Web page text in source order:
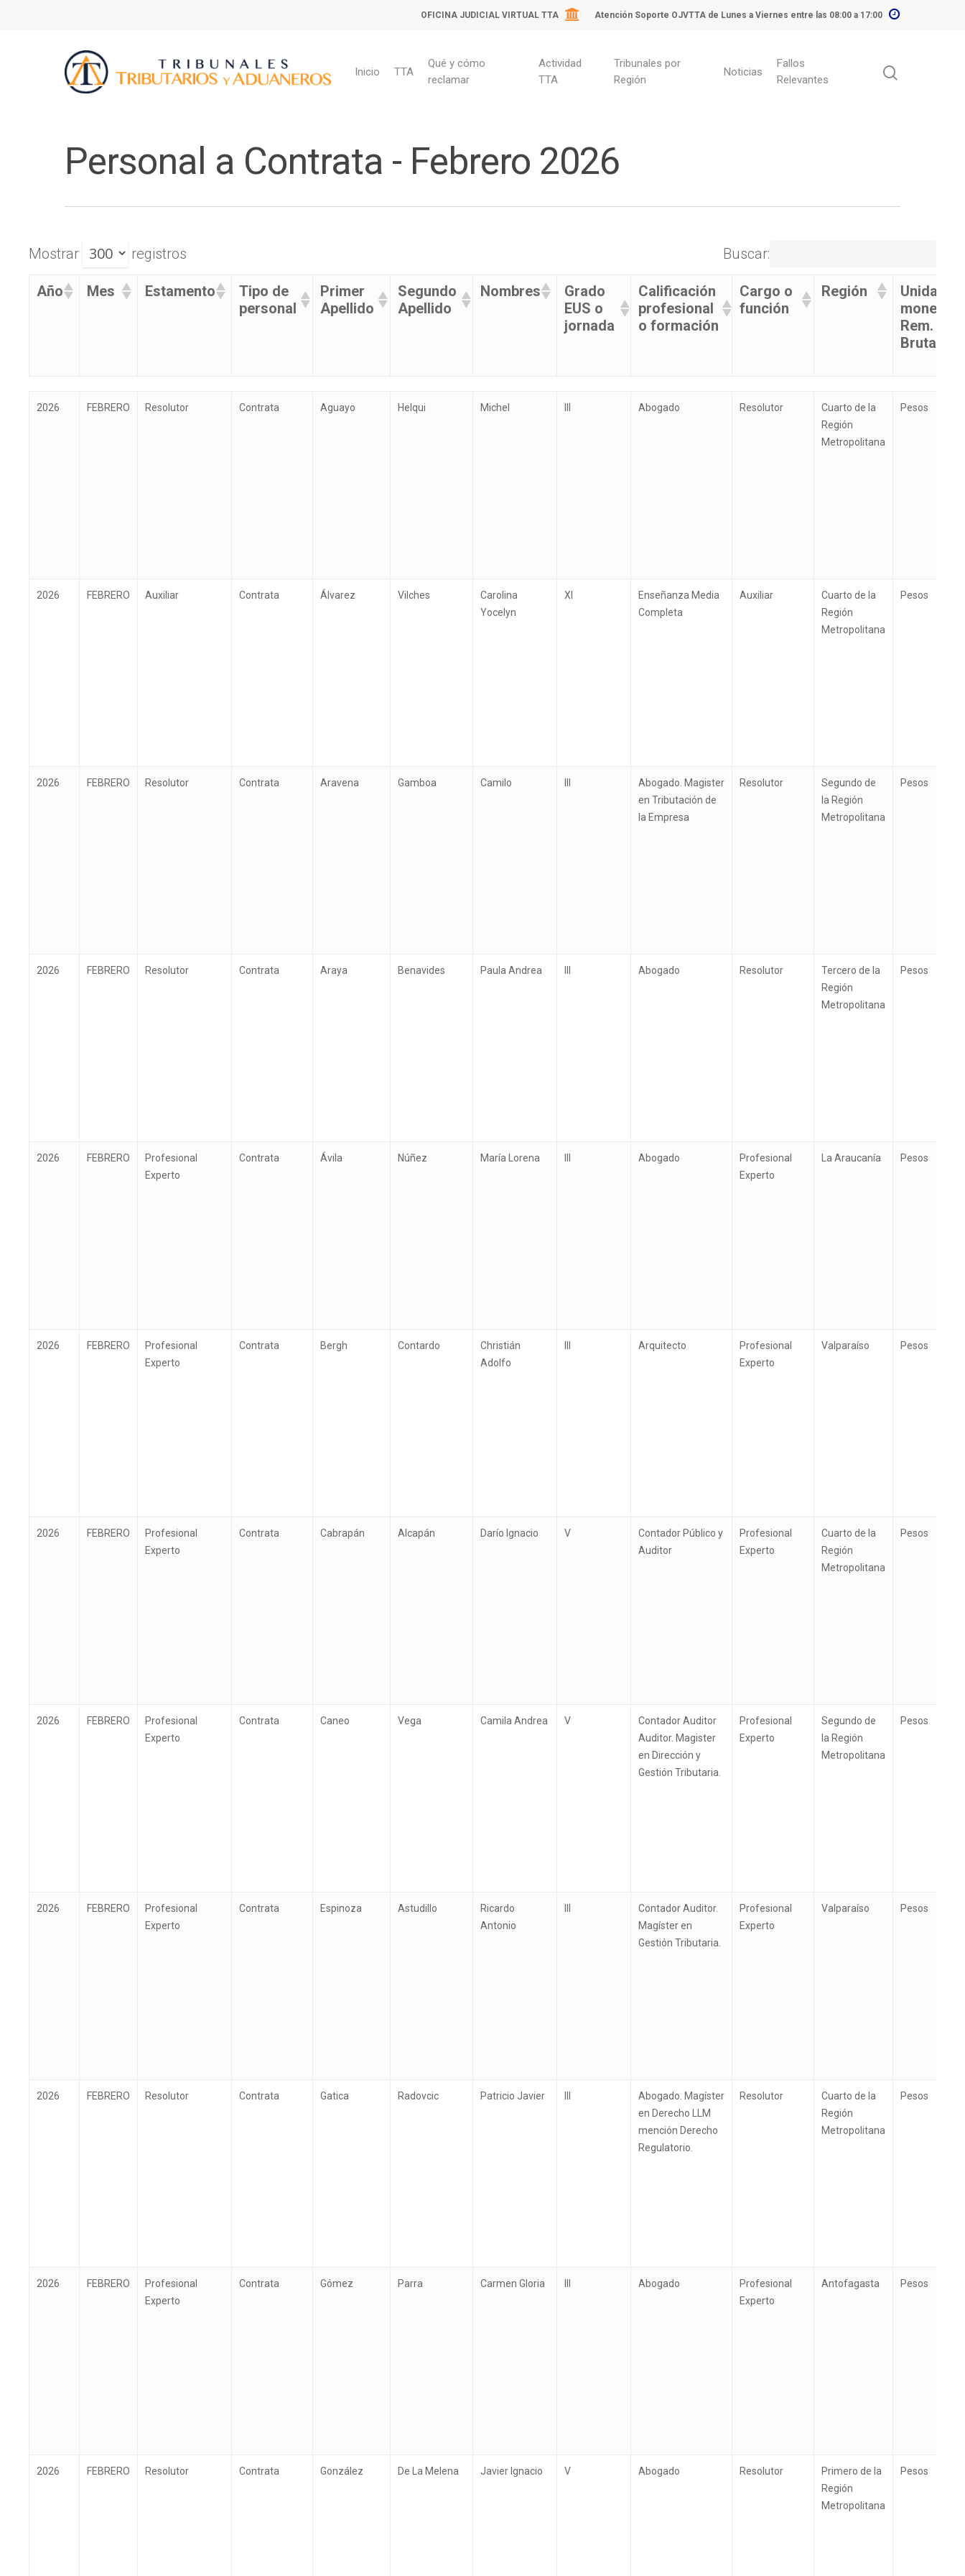
OFICINA JUDICIAL VIRTUAL TTA Atención Soporte OJVTTA de Lunes a Viernes entre las 08:00 a 17:00
Presione ENTER para buscar o ESC para cerrar
Inicio TTA
Qué y cómo
reclamar
Actividad
TTA
Tribunales por
Región
Noticias
Fallos
Relevantes
Personal a Contrata - Febrero 2026
Mostrar registros Buscar:
Año Mes Estamento
Tipo de
personal
Primer
Apellido
Segundo
Apellido
Nombres
Grado
EUS o
jornada
Calificación
profesional
o formación
Cargo o
función
Región
Unidad
Rem.
Bruta
Año Mes Estamento
Tipo de
Primer
Apellido
Segundo
Apellido
Nombres
Grado
Calificación
profesional
Cargo o
Región
Unidad
2026 FEBRERO Resolutor Contrata Aguayo Helqui Michel Abogado Resolutor
Cuarto de la
Región
Metropolitana
Pesos
2026 FEBRERO Auxiliar Contrata Álvarez Vilches
Carolina
Yocelyn
XI
Enseñanza Media
Completa
Auxiliar
Cuarto de la
Región
Metropolitana
Pesos
2026 FEBRERO Resolutor Contrata Aravena Gamboa Camilo
Abogado. Magister
en Tributación de
la Empresa
Resolutor
Segundo de
la Región
Metropolitana
Pesos
2026 FEBRERO Resolutor Contrata Araya Benavides Paula Andrea Abogado Resolutor
Tercero de la
Región
Metropolitana
Pesos
2026 FEBRERO
Profesional
Experto
Contrata Ávila Núñez María Lorena Abogado
Profesional
Experto
La Araucanía Pesos
2026 FEBRERO
Profesional
Experto
Contrata Bergh Contardo
Christián
Adolfo
Arquitecto
Profesional
Experto
Valparaíso Pesos
2026 FEBRERO
Profesional
Experto
Contrata Cabrapán Alcapán Darío Ignacio V
Contador Público y
Auditor
Profesional
Experto
Cuarto de la
Región
Metropolitana
Pesos
2026 FEBRERO
Profesional
Experto
Contrata Caneo Vega Camila Andrea V
Contador Auditor
Auditor. Magister
en Dirección y
Gestión Tributaria.
Profesional
Experto
Segundo de
la Región
Metropolitana
Pesos
2026 FEBRERO
Profesional
Experto
Contrata Espinoza Astudillo
Ricardo
Antonio
Contador Auditor.
Magíster en
Gestión Tributaria.
Profesional
Experto
Valparaíso Pesos
2026 FEBRERO Resolutor Contrata Gatica Radovcic Patricio Javier
Abogado. Magíster
en Derecho LLM
mención Derecho
Regulatorio.
Resolutor
Cuarto de la
Región
Metropolitana
Pesos
2026 FEBRERO
Profesional
Experto
Contrata Gómez Parra Carmen Gloria Abogado
Profesional
Experto
Antofagasta Pesos
2026 FEBRERO Resolutor Contrata González De La Melena Javier Ignacio V Abogado Resolutor
Primero de la
Región
Metropolitana
Pesos